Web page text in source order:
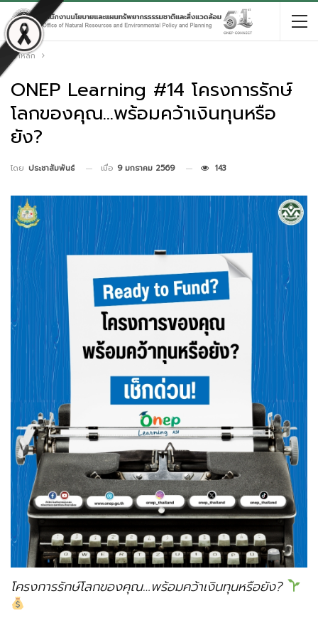
หน้าหลัก
ONEP Learning #14 โครงการรักษ์
โลกของคุณ…พร้อมคว้าเงินทุนหรือ
ยัง?
โดย ประชาสัมพันธ์ เมื่อ 9 มกราคม 2569 143
โครงการรักษ์โลกของคุณ…พร้อมคว้าเงินทุนหรือยัง?